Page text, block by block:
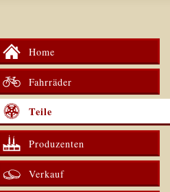
Home
Fahrräder
Teile
Produzenten
Verkauf